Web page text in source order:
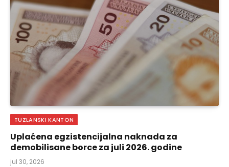
TUZLANSKI KANTON
Uplaćena egzistencijalna naknada za
demobilisane borce za juli 2026. godine
jul 30, 2026